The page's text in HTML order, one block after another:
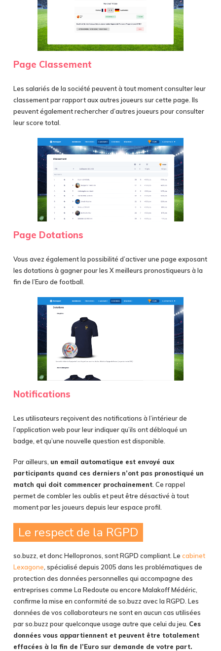
Page Classement
Les salariés de la société peuvent à tout moment consulter leur
classement par rapport aux autres joueurs sur cette page. Ils
peuvent également rechercher d’autres joueurs pour consulter
leur score total.
Page Dotations
Vous avez également la possibilité d’activer une page exposant
les dotations à gagner pour les X meilleurs pronostiqueurs à la
fin de l’Euro de football.
Notifications
Les utilisateurs reçoivent des notifications à l’intérieur de
l’application web pour leur indiquer qu’ils ont débloqué un
badge, et qu’une nouvelle question est disponible.
Par ailleurs, un email automatique est envoyé aux
participants quand ces derniers n’ont pas pronostiqué un
match qui doit commencer prochainement. Ce rappel
permet de combler les oublis et peut être désactivé à tout
moment par les joueurs depuis leur espace profil.
Le respect de la RGPD
so.buzz, et donc Hellopronos, sont RGPD compliant. Le cabinet
Lexagone , spécialisé depuis 2005 dans les problématiques de
protection des données personnelles qui accompagne des
entreprises comme La Redoute ou encore Malakoff Médéric,
confirme la mise en conformité de so.buzz avec la RGPD. Les
données de vos collaborateurs ne sont en aucun cas utilisées
par so.buzz pour quelconque usage autre que celui du jeu. Ces
données vous appartiennent et peuvent être totalement
effacées à la fin de l’Euro sur demande de votre part.